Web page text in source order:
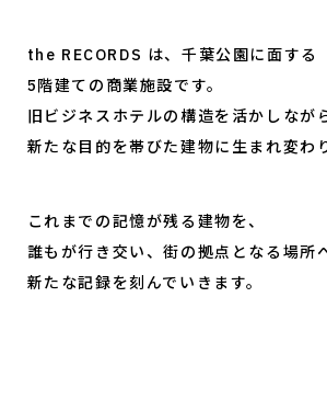
the RECORDS は、千葉公園に面する
5階建ての商業施設です。
旧ビジネスホテルの構造を活かしなが
新たな目的を帯びた建物に生まれ変わ
これまでの記憶が残る建物を、
誰もが行き交い、街の拠点となる場所
新たな記録を刻んでいきます。